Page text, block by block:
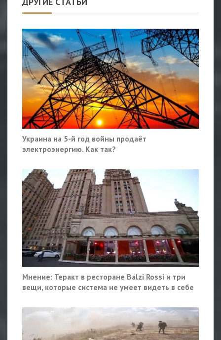
Украина на 5-й год войны продаёт
электроэнергию. Как так?
Мнение: Теракт в ресторане Balzi Rossi и три
вещи, которые система не умеет видеть в себе